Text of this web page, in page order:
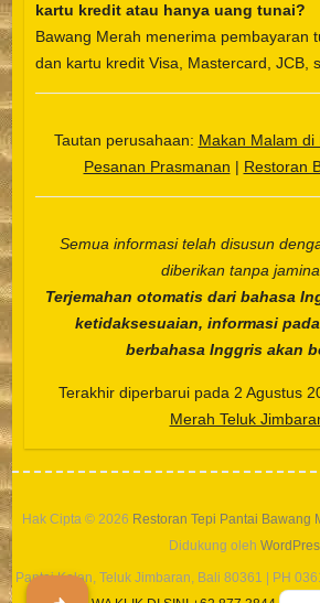
kartu kredit atau hanya uang tunai?
Bawang Merah menerima pembayaran
dan kartu kredit Visa, Mastercard, JCB,
Tautan perusahaan: Makan Malam di
Pesanan Prasmanan | Restoran
Semua informasi telah disusun
diberikan tanpa
Terjemahan otomatis dari bahasa
ketidaksesuaian, informasi
berbahasa Inggris akan
Terakhir diperbarui pada 2 Agustus
Merah Teluk
Hak Cipta © 2026 Restoran Tepi Pantai Bawang
Didukung oleh
Pantai Kelan, Teluk Jimbaran, Bali 80361 | PH